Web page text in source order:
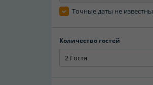
Точные даты не известны
Количество гостей
2 Гостя